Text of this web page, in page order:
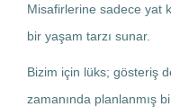
Misafirlerine sadece yat
bir yaşam tarzı sunar.
Bizim için lüks; gösteriş
zamanında planlanmış